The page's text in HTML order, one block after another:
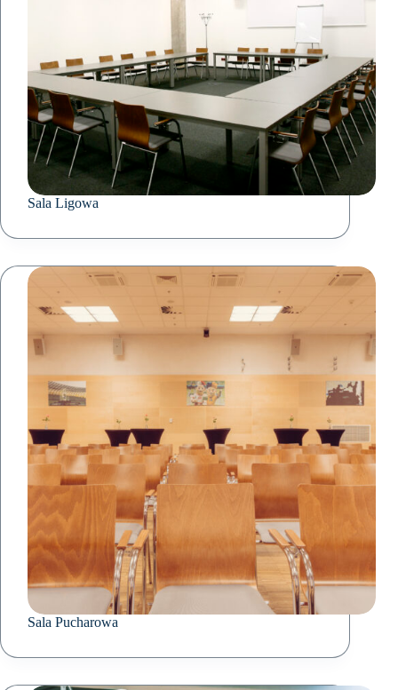
Sala Ligowa
Sala Pucharowa